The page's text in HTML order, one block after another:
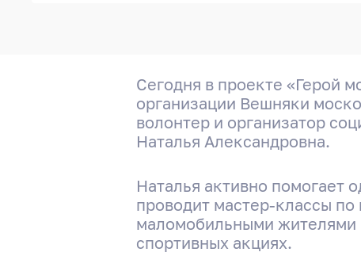
Сегодня в проекте «Герой
организации Вешняки
волонтер и организатор
Наталья Александровна.
Наталья активно
проводит мастер-классы
маломобильными жителями
спортивных акциях.